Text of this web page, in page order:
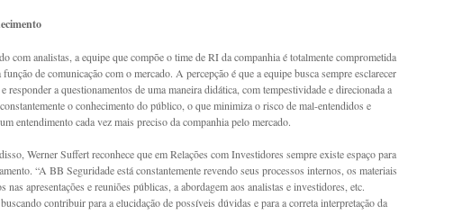
com analistas, a equipe que compõe o time de RI da companhia é totalmente comprometida
função de comunicação com o mercado. A percepção é que a equipe busca sempre esclarecer
responder a questionamentos de uma maneira didática, com tempestividade e direcionada a
o conhecimento do público, o que minimiza o risco de mal-entendidos e
entendimento cada vez mais preciso da companhia pelo mercado.
Werner Suffert reconhece que em Relações com Investidores sempre existe espaço para
“A BB Seguridade está constantemente revendo seus processos internos, os materiais
nas apresentações e reuniões públicas, a abordagem aos analistas e investidores, etc.
contribuir para a elucidação de possíveis dúvidas e para a correta interpretação da